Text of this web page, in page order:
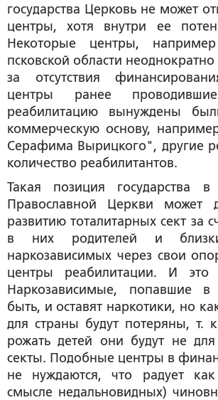
государства Церковь не может
центры, хотя внутри ее
Некоторые центры,
псковской области
за отсутствия
центры ранее
реабилитацию вынуждены
коммерческую основу,
Серафима Вырицкого", другие
количество реабилитантов.
Такая позиция государства
Православной Церкви может
развитию тоталитарных сект за
в них родителей и
наркозависимых через свои
центры реабилитации. И это
Наркозависимые, попавшие
быть, и оставят наркотики, но
для страны будут потеряны, т.
рожать детей они будут не
секты. Подобные центры в
не нуждаются, что радует
смысле недальновидных)